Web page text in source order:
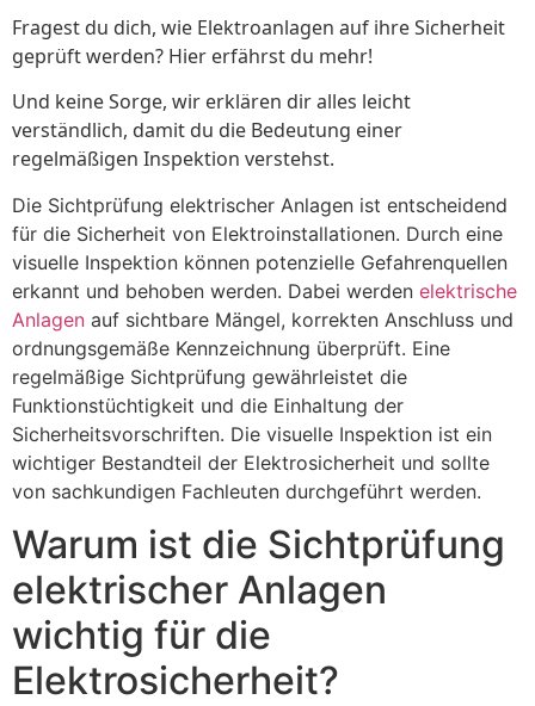
Fragest du dich, wie Elektroanlagen auf ihre Sicherheit
geprüft werden? Hier erfährst du mehr!
Und keine Sorge, wir erklären dir alles leicht
verständlich, damit du die Bedeutung einer
regelmäßigen Inspektion verstehst.
Die Sichtprüfung elektrischer Anlagen ist entscheidend
für die Sicherheit von Elektroinstallationen. Durch eine
visuelle Inspektion können potenzielle Gefahrenquellen
erkannt und behoben werden. Dabei werden elektrische
Anlagen auf sichtbare Mängel, korrekten Anschluss und
ordnungsgemäße Kennzeichnung überprüft. Eine
regelmäßige Sichtprüfung gewährleistet die
Funktionstüchtigkeit und die Einhaltung der
Sicherheitsvorschriften. Die visuelle Inspektion ist ein
wichtiger Bestandteil der Elektrosicherheit und sollte
von sachkundigen Fachleuten durchgeführt werden.
Warum ist die Sichtprüfung
elektrischer Anlagen
wichtig für die
Elektrosicherheit?